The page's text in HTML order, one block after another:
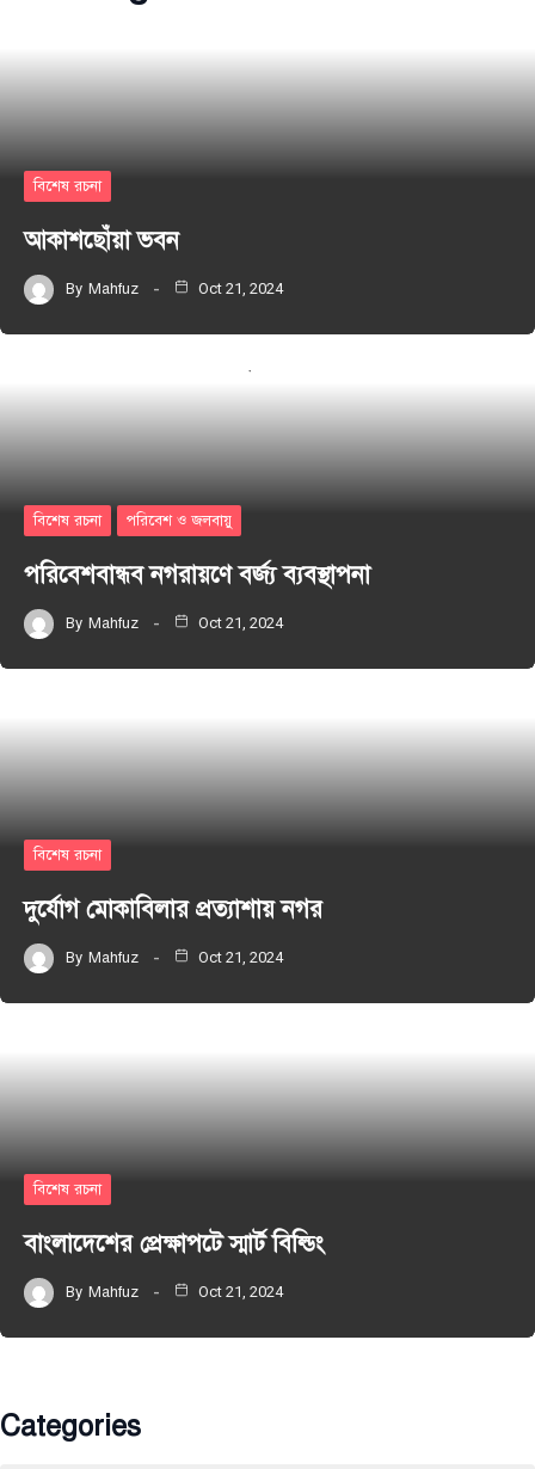
বিশেষ রচনা
আকাশছোঁয়া ভবন
By Mahfuz Oct 21, 2024
বিশেষ রচনা পরিবেশ ও জলবায়ু
পরিবেশবান্ধব নগরায়ণে বর্জ্য ব্যবস্থাপনা
By Mahfuz Oct 21, 2024
বিশেষ রচনা
দুর্যোগ মোকাবিলার প্রত্যাশায় নগর
By Mahfuz Oct 21, 2024
বিশেষ রচনা
বাংলাদেশের প্রেক্ষাপটে স্মার্ট বিল্ডিং
By Mahfuz Oct 21, 2024
Categories